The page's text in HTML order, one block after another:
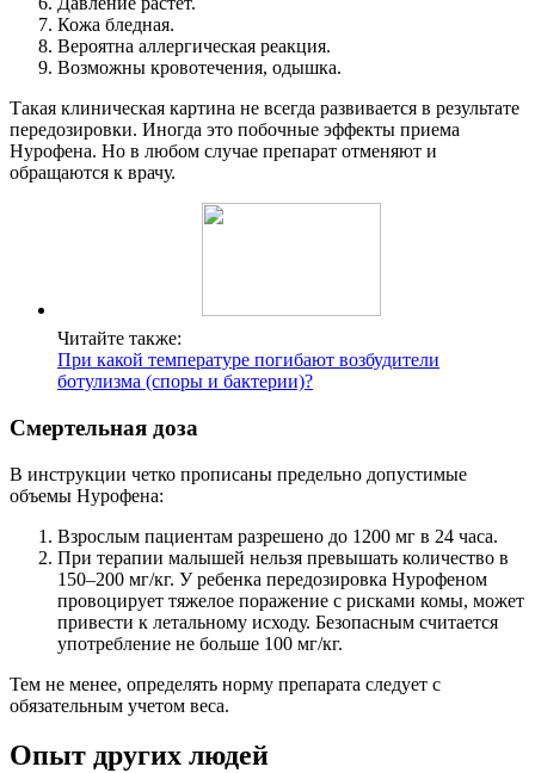
Кожа бледная.
Вероятна аллергическая реакция.
Возможны кровотечения, одышка.
Такая клиническая картина не всегда развивается в результате
передозировки. Иногда это побочные эффекты приема
Нурофена. Но в любом случае препарат отменяют и
обращаются к врачу.
Читайте также:
При какой температуре погибают возбудители
ботулизма (споры и бактерии)?
Смертельная доза
В инструкции четко прописаны предельно допустимые
объемы Нурофена:
Взрослым пациентам разрешено до 1200 мг в 24 часа.
При терапии малышей нельзя превышать количество в
150–200 мг/кг. У ребенка передозировка Нурофеном
провоцирует тяжелое поражение с рисками комы, может
привести к летальному исходу. Безопасным считается
употребление не больше 100 мг/кг.
Тем не менее, определять норму препарата следует с
обязательным учетом веса.
Опыт других людей